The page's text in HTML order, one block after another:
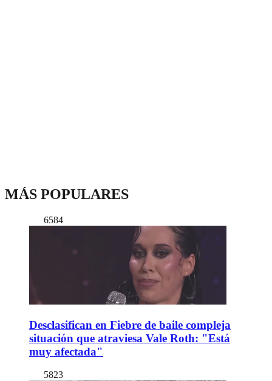
MÁS POPULARES
6584
Desclasifican en Fiebre de baile compleja
situación que atraviesa Vale Roth: "Está
muy afectada"
5823